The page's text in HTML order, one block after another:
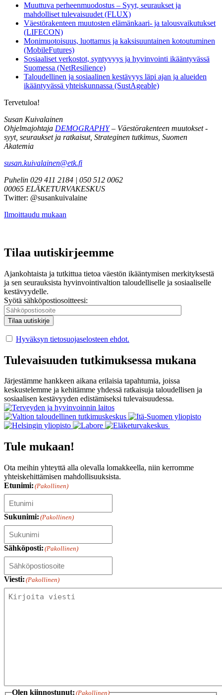
Muuttuva perheenmuodostus – Syyt, seuraukset ja
mahdolliset tulevaisuudet (FLUX)
Väestörakenteen muutosten elämänkaari- ja talousvaikutukset
(LIFECON)
Monimuotoisuus, luottamus ja kaksisuuntainen kotoutuminen
(MobileFutures)
Sosiaaliset verkostot, syntyvyys ja hyvinvointi ikääntyvässä
Suomessa (NetResilience)
Taloudellinen ja sosiaalinen kestävyys läpi ajan ja alueiden
ikääntyvässä yhteiskunnassa (SustAgeable)
Tervetuloa!
Susan Kuivalainen
Ohjelmajohtaja DEMOGRAPHY– Väestörakenteen muutokset -
syyt, seuraukset ja ratkaisut, Strateginen tutkimus, Suomen
Akatemia
susan.kuivalainen@etk.fi
Puhelin 029 411 2184 | 050 512 0062
00065 ELÄKETURVAKESKUS
Twitter: @susankuivalaine
Ilmoittaudu mukaan
Tilaa uutiskirjeemme
Ajankohtaista ja tutkittua tietoa väestön ikääntymisen merkityksestä
ja sen seurauksista hyvinvointivaltion taloudelliselle ja sosiaaliselle
kestävyydelle.
Syötä sähköpostiosoitteesi:
Hyväksyn tietosuojaselosteen ehdot.
Tulevaisuuden tutkimuksessa mukana
Järjestämme hankkeen aikana erilaisia tapahtumia, joissa
keskustelemme ja kehitämme yhdessä ratkaisuja taloudellisen ja
sosiaalisen kestävyyden edistämiseksi tulevaisuudessa.
Tule mukaan!
Ota meihin yhteyttä alla olevalla lomakkeella, niin kerromme
yhteiskehittämisen mahdollisuuksista.
Etunimi: (Pakollinen)
Sukunimi: (Pakollinen)
Sähköposti: (Pakollinen)
Viesti: (Pakollinen)
Olen kiinnostunut: (Pakollinen)